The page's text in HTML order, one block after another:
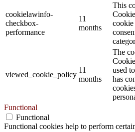
cookielawinfo-
checkbox-
performance
11
months
This
cookie
viewed_cookie_policy
11
months
The
used
has
Functional
Functional
Functional cookies help to perform